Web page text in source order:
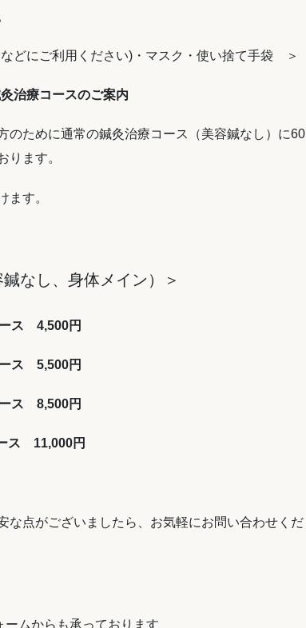
どにご利用ください)・マスク・使い捨て手袋 ＞
治療コースのご案内
のために通常の鍼灸治療コース（美容鍼なし）に60
ります。
ます。
なし、身体メイン）＞
ス 4,500円
ス 5,500円
ス 8,500円
ス 11,000円
な点がございましたら、お気軽にお問い合わせくだ
ムからも承っております